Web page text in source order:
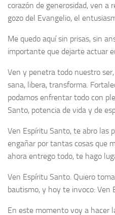
corazón de generosidad, ven a
gozo del Evangelio, el
Me quedo aquí sin prisas, sin
importante que dejarte actuar
Ven y penetra todo nuestro
sana, libera, transforma.
podamos enfrentar todo con
Santo, potencia de vida y de
Ven Espíritu Santo, te abro las
engañar por tantas cosas que
ahora entrego todo, te hago
Ven Espíritu Santo. Quiero
bautismo, y hoy te invoco: Ven
En este momento voy a hacer